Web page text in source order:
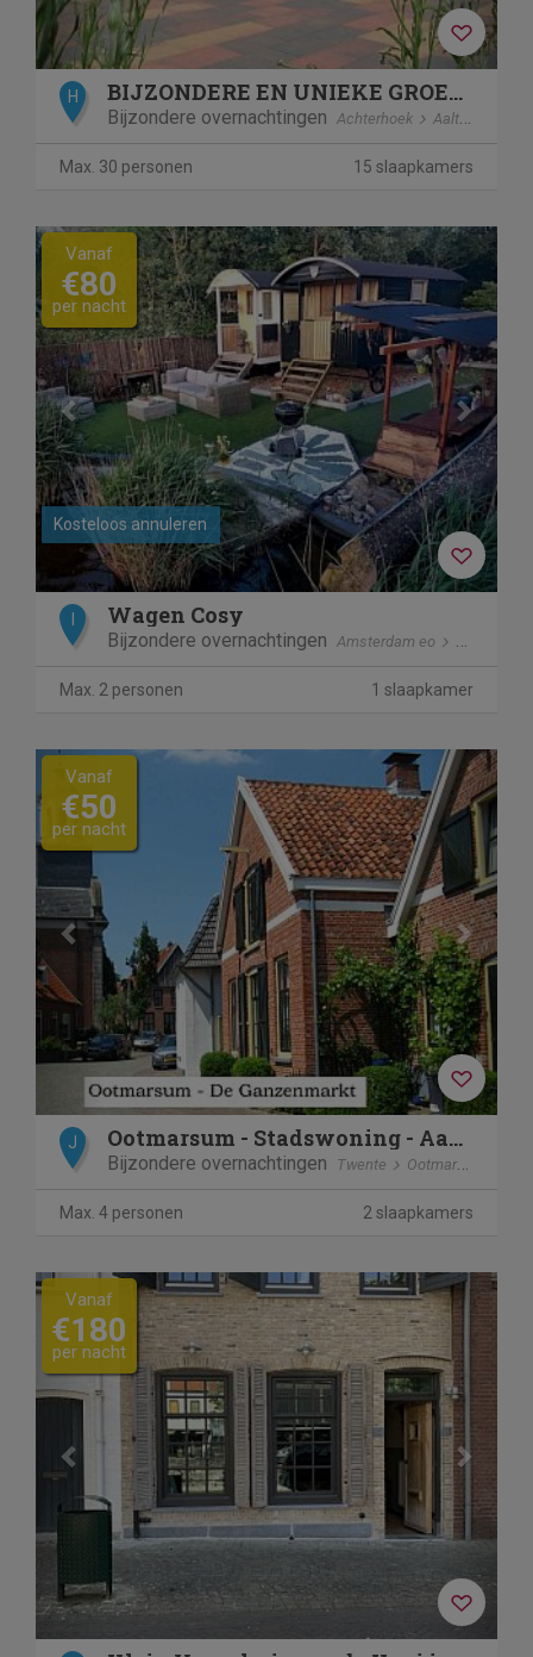
H BIJZONDERE EN UNIEKE GROEPSACCOMMODATIE IN DE ACHT
Bijzondere overnachtingen Achterhoek Aalten
Max. 30 personen 15 slaapkamers
Previous Next
Kosteloos annuleren
Vanaf
€80
per nacht
Wagen Cosy
Bijzondere overnachtingen Amsterdam eo Spaarndam
Max. 2 personen 1 slaapkamer
Previous Next
Vanaf
€50
per nacht
J Ootmarsum - Stadswoning - Aan de Ganzenmarkt
Bijzondere overnachtingen Twente Ootmarsum
Max. 4 personen 2 slaapkamers
Previous Next
Vanaf
€180
per nacht